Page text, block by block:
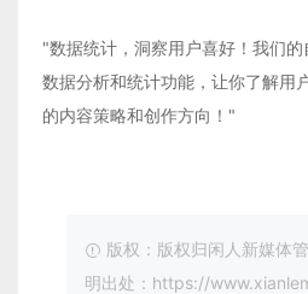
"数据统计，洞察用户喜好！我们
数据分析和统计功能，让你了解用
的内容策略和创作方向！"
版权：版权归闲人新媒体
明出处：https://